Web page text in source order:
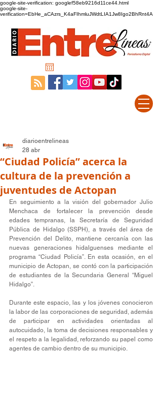
google-site-verification: googlef58eb9216d11ce44.html
google-site-
verification=EbHe_aCAzrs_K4aFIhmluJWdtLIA1Jw8Igo2BhRnt4A
“Ciudad Policía” acerca la
cultura de la prevención a
juventudes de Actopan
diarioentrelineas
28 abr
En seguimiento a la visión del gobernador Julio
Menchaca de fortalecer la prevención desde
edades tempranas, la Secretaría de Seguridad
Pública de Hidalgo (SSPH), a través del área de
Prevención del Delito, mantiene cercanía con las
nuevas generaciones hidalguenses mediante el
programa “Ciudad Policía”. En esta ocasión, en el
municipio de Actopan, se contó con la participación
de estudiantes de la Secundaria General “Miguel
Hidalgo”.
Durante este espacio, las y los jóvenes conocieron
la labor de las corporaciones de seguridad, además
de participar en actividades orientadas al
autocuidado, la toma de decisiones responsables y
el respeto a la legalidad, reforzando su papel como
agentes de cambio dentro de su municipio.